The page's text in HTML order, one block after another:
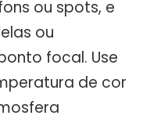
ou spots, e
ou
focal. Use
de cor